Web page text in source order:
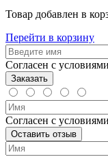
Товар добавлен в
Перейти в корзину
Согласен с условиями
Согласен с условиями